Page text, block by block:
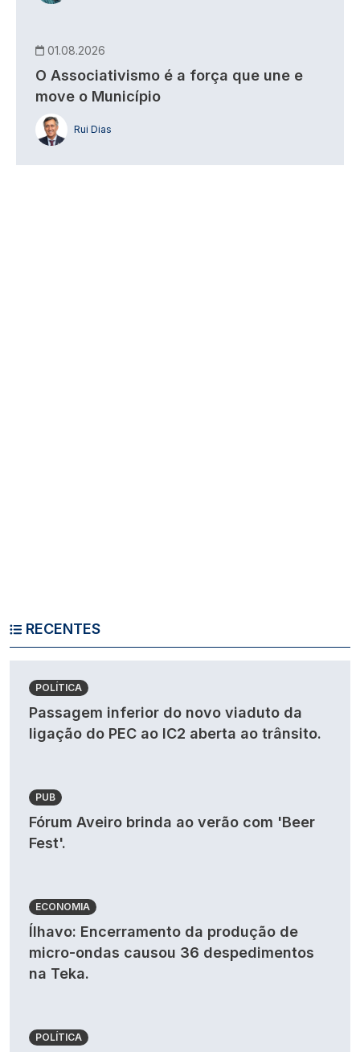
01.08.2026
O Associativismo é a força que une e
move o Município
Rui Dias
RECENTES
POLÍTICA
Passagem inferior do novo viaduto da
ligação do PEC ao IC2 aberta ao trânsito.
PUB
Fórum Aveiro brinda ao verão com 'Beer
Fest'.
ECONOMIA
Ílhavo: Encerramento da produção de
micro-ondas causou 36 despedimentos
na Teka.
POLÍTICA